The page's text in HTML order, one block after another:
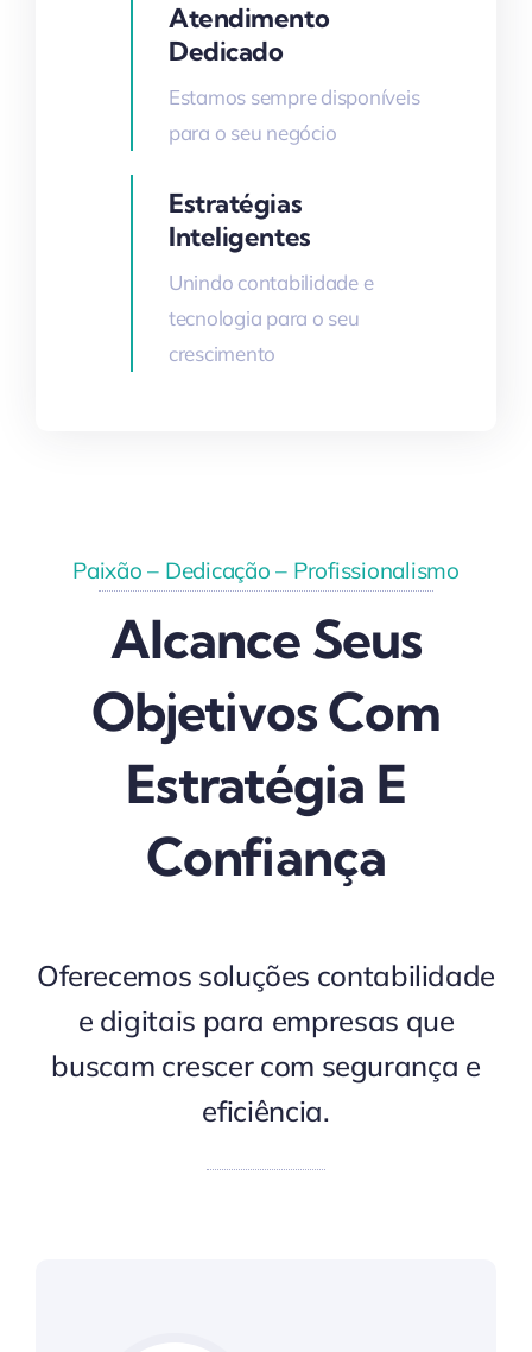
Atendimento
Dedicado
Estamos sempre disponíveis
para o seu negócio
Estratégias
Inteligentes
Unindo contabilidade e
tecnologia para o seu
crescimento
Paixão – Dedicação – Profissionalismo
Alcance Seus
Objetivos Com
Estratégia E
Confiança
Oferecemos soluções contabilidade
e digitais para empresas que
buscam crescer com segurança e
eficiência.